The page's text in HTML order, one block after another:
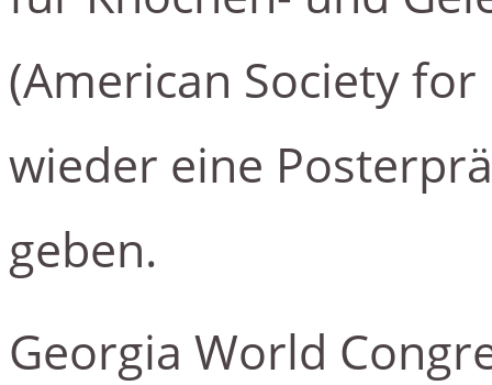
(American Society
wieder eine
geben.
Georgia World